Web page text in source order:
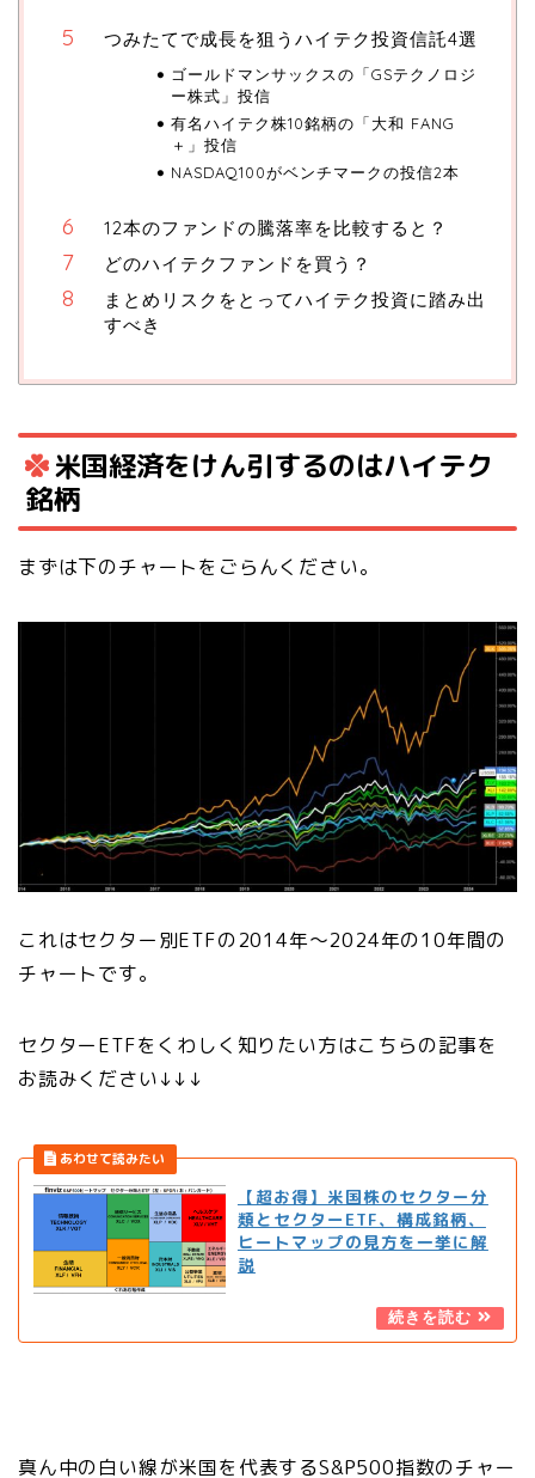
つみたてで成長を狙うハイテク投資信託4選
ゴールドマンサックスの「GSテクノロジ
ー株式」投信
有名ハイテク株10銘柄の「大和 FANG
＋」投信
NASDAQ100がベンチマークの投信2本
12本のファンドの騰落率を比較すると？
どのハイテクファンドを買う？
まとめリスクをとってハイテク投資に踏み出
すべき
米国経済をけん引するのはハイテク
銘柄
まずは下のチャートをごらんください。
これはセクター別ETFの2014年～2024年の10年間の
チャートです。
セクターETFをくわしく知りたい方はこちらの記事を
お読みください↓↓↓
【超お得】米国株のセクター分
類とセクターETF、構成銘柄、
ヒートマップの見方を一挙に解
説
真ん中の白い線が米国を代表するS&P500指数のチャー